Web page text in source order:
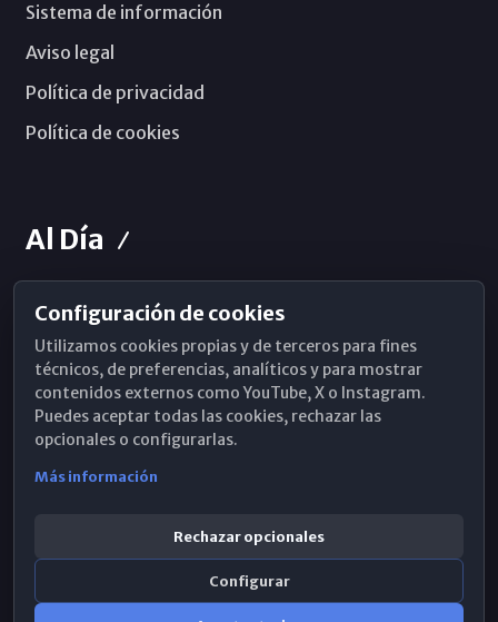
Sistema de información
Aviso legal
Política de privacidad
Política de cookies
Al Día
Horarios de Misa
Hemeroteca
WhatsApp
Configuración de cookies
Utilizamos cookies propias y de terceros para fines
técnicos, de preferencias, analíticos y para mostrar
contenidos externos como YouTube, X o Instagram.
Puedes aceptar todas las cookies, rechazar las
opcionales o configurarlas.
Más información
Rechazar opcionales
Configurar